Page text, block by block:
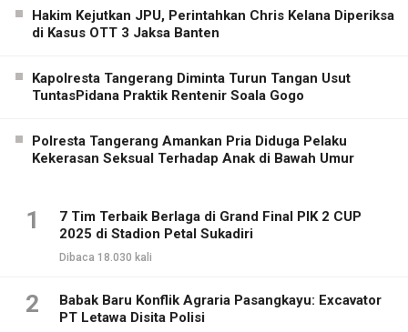
Hakim Kejutkan JPU, Perintahkan Chris Kelana Diperiksa
di Kasus OTT 3 Jaksa Banten
Kapolresta Tangerang Diminta Turun Tangan Usut
TuntasPidana Praktik Rentenir Soala Gogo
Polresta Tangerang Amankan Pria Diduga Pelaku
Kekerasan Seksual Terhadap Anak di Bawah Umur
1
7 Tim Terbaik Berlaga di Grand Final PIK 2 CUP
2025 di Stadion Petal Sukadiri
Dibaca 18.030 kali
2
Babak Baru Konflik Agraria Pasangkayu: Excavator
PT Letawa Disita Polisi